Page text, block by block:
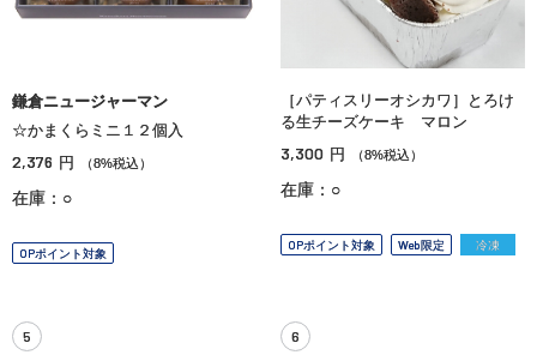
鎌倉ニュージャーマン
☆かまくらミニ１２個入
2,376 円 （8%税込）
在庫：○
OPポイント対象
［パティスリーオシカワ］とろけ
る生チーズケーキ マロン
3,300 円 （8%税込）
在庫：○
OPポイント対象 Web限定 冷凍
5 6